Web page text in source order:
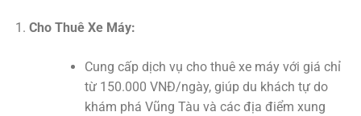
Cho Thuê Xe Máy:
Cung cấp dịch vụ cho thuê xe máy với giá chỉ
từ 150.000 VNĐ/ngày, giúp du khách tự do
khám phá Vũng Tàu và các địa điểm xung